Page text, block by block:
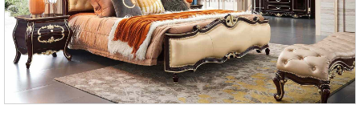
Nội
Thất
Phòng
Khách
Sofa,
rượu,